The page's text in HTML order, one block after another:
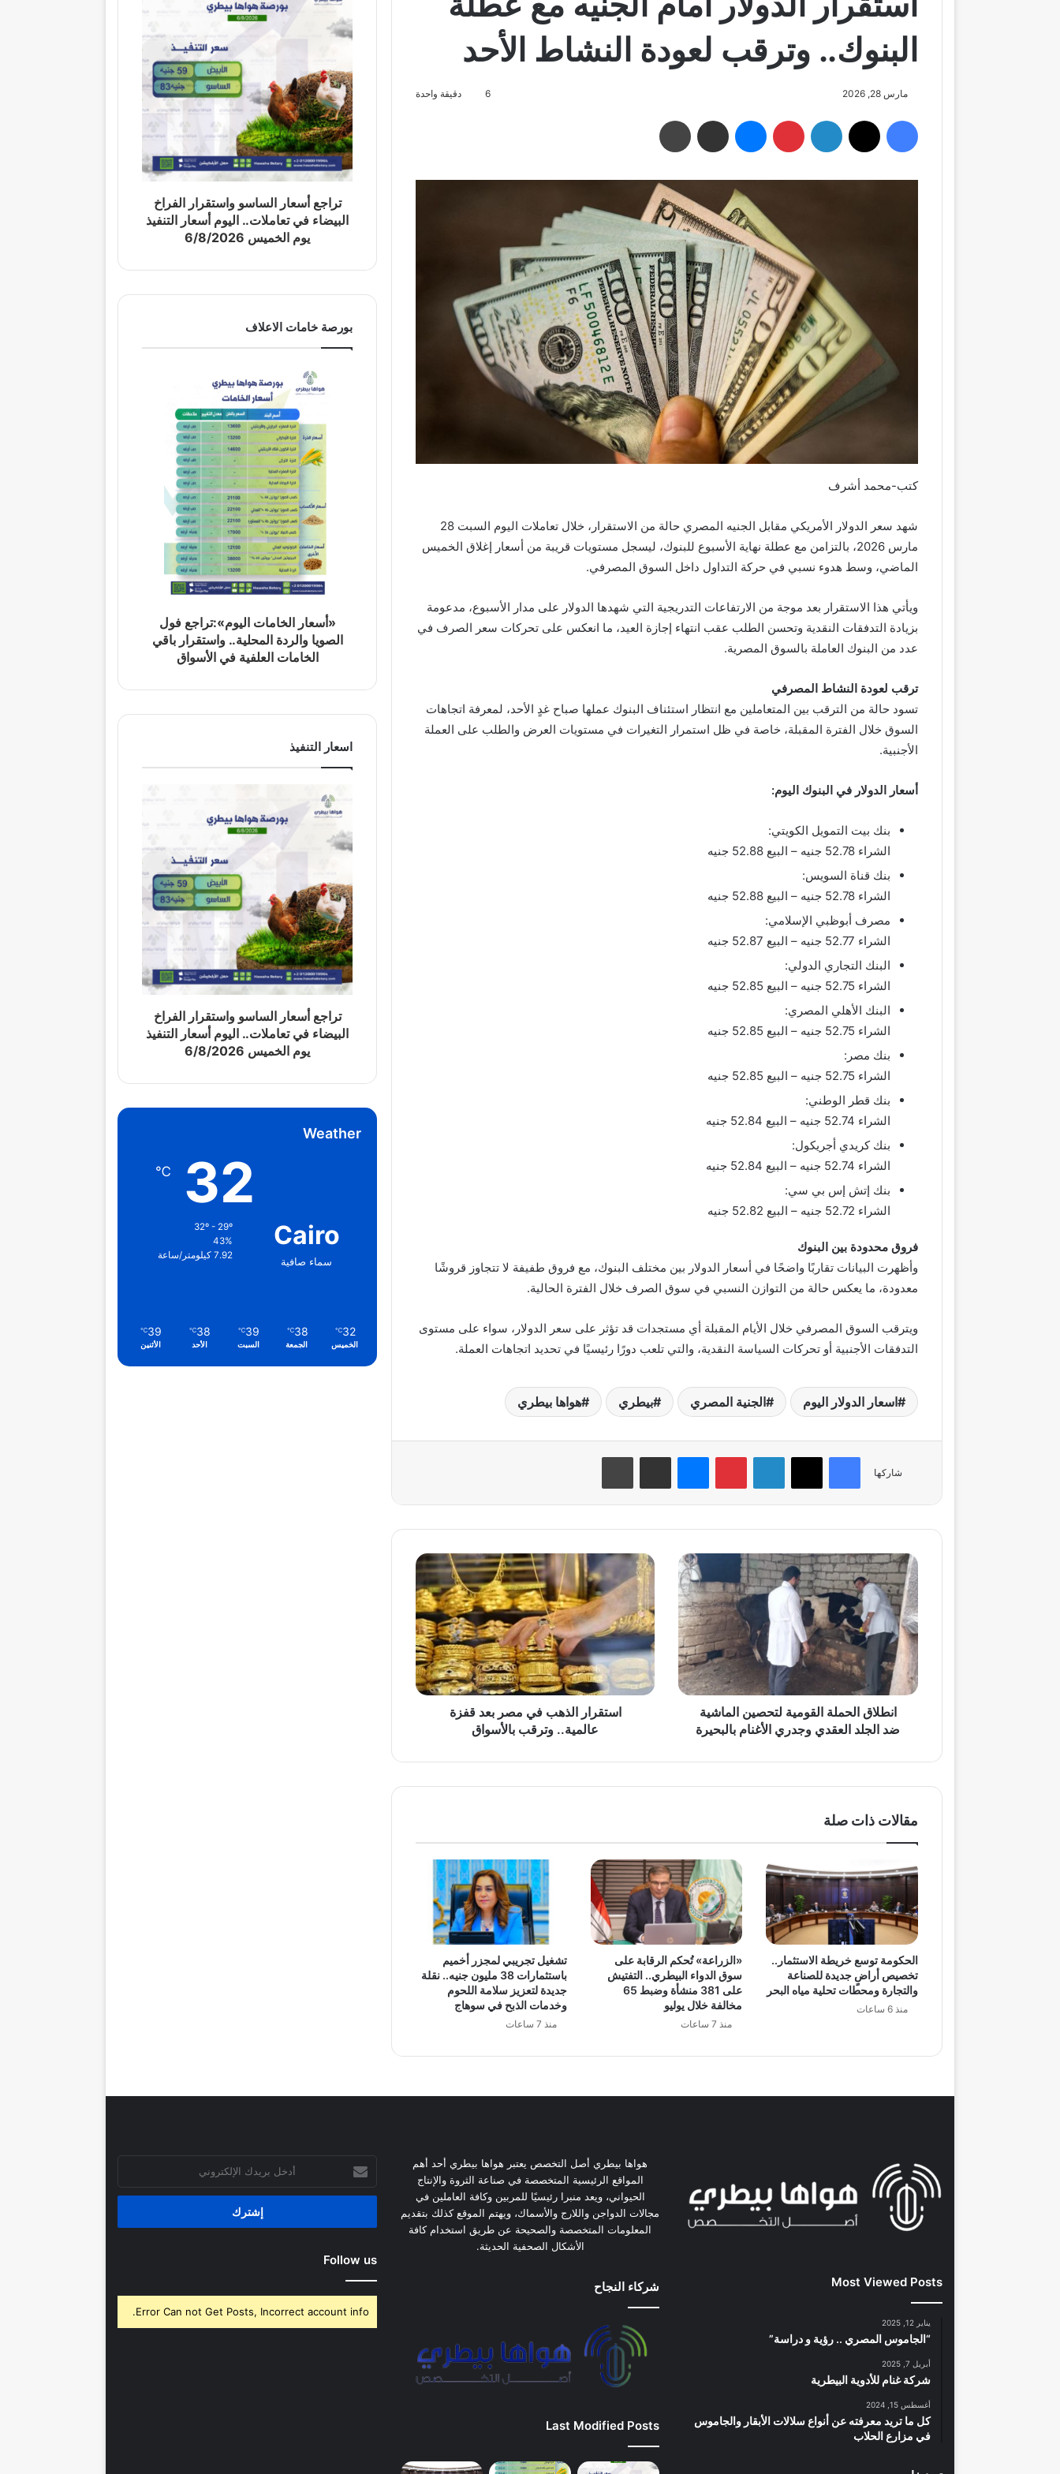
البنوك.. وترقب لعودة النشاط الأحد
مارس 28, 2026 6 دقيقة واحدة
فيسبوك لينكدإن بينتيريست ماسنجر مشاركة عبر البريد
كتب-محمد أشرف
شهد سعر الدولار الأمريكي مقابل الجنيه المصري حالة من الاستقرار، خلال تعاملات اليوم السبت 28
مارس 2026، بالتزامن مع عطلة نهاية الأسبوع للبنوك، ليسجل مستويات قريبة من أسعار إغلاق الخميس
الماضي، وسط هدوء نسبي في حركة التداول داخل السوق المصرفي.
ويأتي هذا الاستقرار بعد موجة من الارتفاعات التدريجية التي شهدها الدولار على مدار الأسبوع، مدعومة
بزيادة التدفقات النقدية وتحسن الطلب عقب انتهاء إجازة العيد، ما انعكس على تحركات سعر الصرف في
عدد من البنوك العاملة بالسوق المصرية.
ترقب لعودة النشاط المصرفي
تسود حالة من الترقب بين المتعاملين مع انتظار استئناف البنوك عملها صباح غدٍ الأحد، لمعرفة اتجاهات
السوق خلال الفترة المقبلة، خاصة في ظل استمرار التغيرات في مستويات العرض والطلب على العملة
الأجنبية.
أسعار الدولار في البنوك اليوم:
بنك بيت التمويل الكويتي:
الشراء 52.78 جنيه – البيع 52.88 جنيه
بنك قناة السويس:
الشراء 52.78 جنيه – البيع 52.88 جنيه
مصرف أبوظبي الإسلامي:
الشراء 52.77 جنيه – البيع 52.87 جنيه
البنك التجاري الدولي:
الشراء 52.75 جنيه – البيع 52.85 جنيه
البنك الأهلي المصري:
الشراء 52.75 جنيه – البيع 52.85 جنيه
بنك مصر:
الشراء 52.75 جنيه – البيع 52.85 جنيه
بنك قطر الوطني:
الشراء 52.74 جنيه – البيع 52.84 جنيه
بنك كريدي أجريكول:
الشراء 52.74 جنيه – البيع 52.84 جنيه
بنك إتش إس بي سي:
الشراء 52.72 جنيه – البيع 52.82 جنيه
فروق محدودة بين البنوك
وأظهرت البيانات تقاربًا واضحًا في أسعار الدولار بين مختلف البنوك، مع فروق طفيفة لا تتجاوز قروشًا
معدودة، ما يعكس حالة من التوازن النسبي في سوق الصرف خلال الفترة الحالية.
ويترقب السوق المصرفي خلال الأيام المقبلة أي مستجدات قد تؤثر على سعر الدولار، سواء على مستوى
التدفقات الأجنبية أو تحركات السياسة النقدية، والتي تلعب دورًا رئيسيًا في تحديد اتجاهات العملة.
اسعار الدولار اليوم الجنية المصري بيطري هواها بيطري
شاركها
فيسبوك ‫X لينكدإن بينتيريستماسنجر مشاركة عبر البريد طباعة
انطلاق
الحملة
القومية
لتحصين
الماشية
ضد
الجلد
العقدي
وجدري
الأغنام
بالبحيرة
انطلاق الحملة القومية لتحصين الماشية
ضد الجلد العقدي وجدري الأغنام بالبحيرة
استقرار
الذهب
في
مصر
بعد
قفزة
عالمية..
وترقب
بالأسواق
استقرار الذهب في مصر بعد قفزة
عالمية.. وترقب بالأسواق
مقالات ذات صلة
الحكومة توسع خريطة الاستثمار..
تخصيص أراضٍ جديدة للصناعة
والتجارة ومحطات تحلية مياه البحر
منذ 6 ساعات
«الزراعة» تُحكم الرقابة على
سوق الدواء البيطري.. التفتيش
على 381 منشأة وضبط 65
مخالفة خلال يوليو
منذ 7 ساعات
تشغيل تجريبي لمجزر أخميم
باستثمارات 38 مليون جنيه.. نقلة
جديدة لتعزيز سلامة اللحوم
وخدمات الذبح في سوهاج
منذ 7 ساعات
تراجع أسعار الساسو واستقرار الفراخ
البيضاء في تعاملات.. اليوم أسعار التنفيذ
يوم الخميس 6/8/2026
بورصة خامات الاعلاف
«أسعار الخامات اليوم»:تراجع فول
الصويا والردة المحلية.. واستقرار باقي
الخامات العلفية في الأسواق
اسعار التنفيذ
تراجع أسعار الساسو واستقرار الفراخ
البيضاء في تعاملات.. اليوم أسعار التنفيذ
يوم الخميس 6/8/2026
Weather
Cairo
سماء صافية
32
℃
32º - 29º
43%
7.92 كيلومتر/ساعة
32
℃
الخميس
38
℃
الجمعة
39
℃
السبت
38
℃
الأحد
39
℃
الأثنين
Most Viewed Posts
يناير 12, 2025
“الجاموس المصري .. رؤية و دراسة”
أبريل 7, 2025
شركة غنام للأدوية البيطرية
أغسطس 15, 2024
كل ما تريد معرفته عن أنواع سلالات الأبقار والجاموس
في مزارع الحلاب
هواها بيطري أصل التخصص يعتبر هواها بيطري أحد أهم
المواقع الرئيسية المتخصصة في صناعة الثروة والإنتاج
الحيواني، ويعد منبرا رئيسيًا للمربين وكافة العاملين في
مجالات الدواجن واللارج والأسماك، ويهتم الموقع كذلك بتقديم
المعلومات المتخصصة والصحيحة عن طريق استخدام كافة
الأشكال الصحفية الحديثة.
شركاء النجاح
Last Modified Posts
بريدك
الإلكتروني
Follow us
Error Can not Get Posts, Incorrect account info.